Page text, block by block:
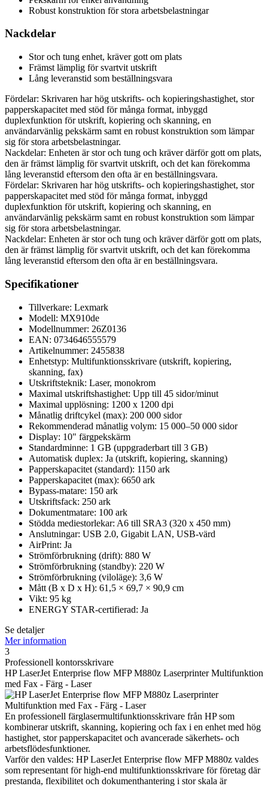
Robust konstruktion för stora arbetsbelastningar
Nackdelar
Stor och tung enhet, kräver gott om plats
Främst lämplig för svartvit utskrift
Lång leveranstid som beställningsvara
Fördelar: Skrivaren har hög utskrifts- och kopieringshastighet, stor
papperskapacitet med stöd för många format, inbyggd
duplexfunktion för utskrift, kopiering och skanning, en
användarvänlig pekskärm samt en robust konstruktion som lämpar
sig för stora arbetsbelastningar.
Nackdelar: Enheten är stor och tung och kräver därför gott om plats,
den är främst lämplig för svartvit utskrift, och det kan förekomma
lång leveranstid eftersom den ofta är en beställningsvara.
Fördelar: Skrivaren har hög utskrifts- och kopieringshastighet, stor
papperskapacitet med stöd för många format, inbyggd
duplexfunktion för utskrift, kopiering och skanning, en
användarvänlig pekskärm samt en robust konstruktion som lämpar
sig för stora arbetsbelastningar.
Nackdelar: Enheten är stor och tung och kräver därför gott om plats,
den är främst lämplig för svartvit utskrift, och det kan förekomma
lång leveranstid eftersom den ofta är en beställningsvara.
Specifikationer
Tillverkare: Lexmark
Modell: MX910de
Modellnummer: 26Z0136
EAN: 0734646555579
Artikelnummer: 2455838
Enhetstyp: Multifunktionsskrivare (utskrift, kopiering,
skanning, fax)
Utskriftsteknik: Laser, monokrom
Maximal utskriftshastighet: Upp till 45 sidor/minut
Maximal upplösning: 1200 x 1200 dpi
Månatlig driftcykel (max): 200 000 sidor
Rekommenderad månatlig volym: 15 000–50 000 sidor
Display: 10" färgpekskärm
Standardminne: 1 GB (uppgraderbart till 3 GB)
Automatisk duplex: Ja (utskrift, kopiering, skanning)
Papperskapacitet (standard): 1150 ark
Papperskapacitet (max): 6650 ark
Bypass-matare: 150 ark
Utskriftsfack: 250 ark
Dokumentmatare: 100 ark
Stödda mediestorlekar: A6 till SRA3 (320 x 450 mm)
Anslutningar: USB 2.0, Gigabit LAN, USB-värd
AirPrint: Ja
Strömförbrukning (drift): 880 W
Strömförbrukning (standby): 220 W
Strömförbrukning (viloläge): 3,6 W
Mått (B x D x H): 61,5 × 69,7 × 90,9 cm
Vikt: 95 kg
ENERGY STAR-certifierad: Ja
Se detaljer
Mer information
3
Professionell kontorsskrivare
HP LaserJet Enterprise flow MFP M880z Laserprinter Multifunktion
med Fax - Färg - Laser
En professionell färglasermultifunktionsskrivare från HP som
kombinerar utskrift, skanning, kopiering och fax i en enhet med hög
hastighet, stor papperskapacitet och avancerade säkerhets- och
arbetsflödesfunktioner.
Varför den valdes: HP LaserJet Enterprise flow MFP M880z valdes
som representant för high-end multifunktionsskrivare för företag där
prestanda, flexibilitet och dokumenthantering i stor skala är